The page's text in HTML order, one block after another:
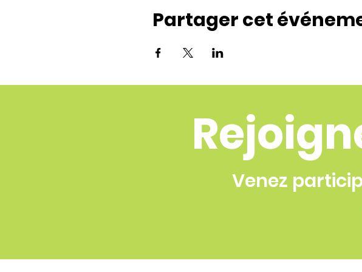
Partager cet
Venez